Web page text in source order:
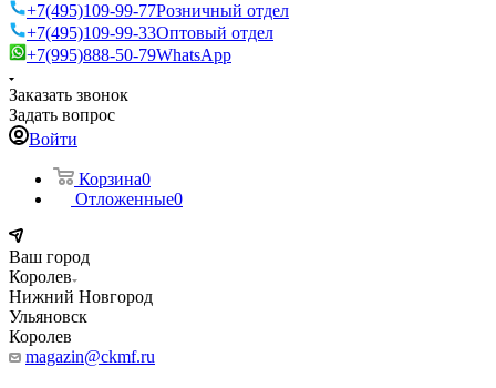
+7(495)109-99-77Розничный отдел
+7(495)109-99-33Оптовый отдел
+7(995)888-50-79WhatsApp
Заказать звонок
Задать вопрос
Войти
Корзина0
Отложенные0
Ваш город
Королев
Нижний Новгород
Ульяновск
Королев
magazin@ckmf.ru